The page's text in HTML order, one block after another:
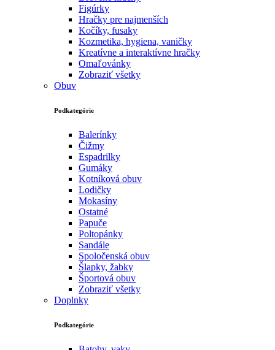
Figúrky
Hračky pre najmenších
Kočíky, fusaky
Kozmetika, hygiena, vaničky
Kreatívne a interaktívne hračky
Omaľovánky
Zobraziť všetky
Obuv
Podkategórie
Balerínky
Čižmy
Espadrilky
Gumáky
Kotníková obuv
Lodičky
Mokasíny
Ostatné
Papuče
Poltopánky
Sandále
Spoločenská obuv
Šlapky, žabky
Športová obuv
Zobraziť všetky
Doplnky
Podkategórie